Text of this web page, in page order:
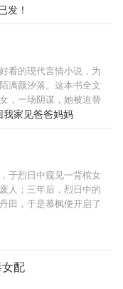
金枪炮与风帆战舰奏响
逐躲藏，大时代已经拉
理大发现！有波澜壮阔
，文明征服野蛮？不，
滨小城中苏醒，以没落
走入旋涡的中心，摘下
。
发！
看的现代言情小说，为
漓颜汐落。这本书全文
，一场阴谋，她被迫替
白天他温软如玉宠她入
抹净！
家见爸爸妈妈
于烈日中窥见一背棺女
人；三年后，烈日中的
田，于是慕枫便开启了
，亦可斩仙！”
配